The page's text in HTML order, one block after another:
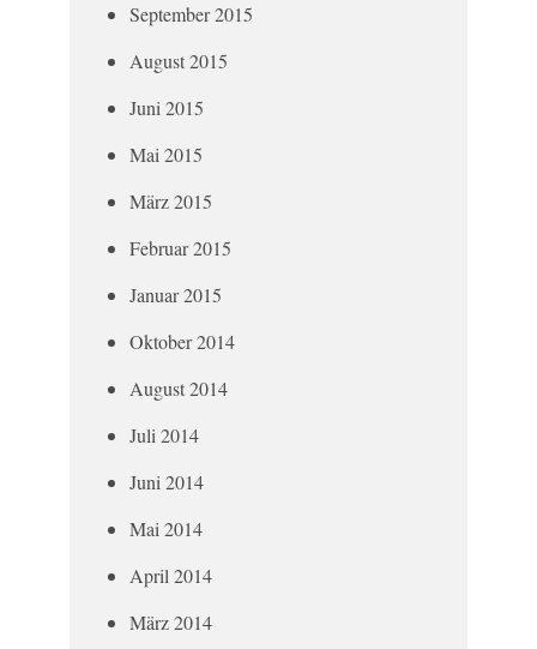
September 2015
August 2015
Juni 2015
Mai 2015
März 2015
Februar 2015
Januar 2015
Oktober 2014
August 2014
Juli 2014
Juni 2014
Mai 2014
April 2014
März 2014